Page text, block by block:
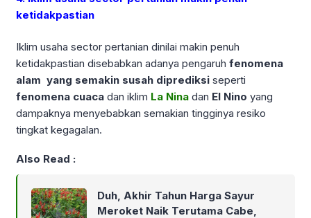
ketidakpastian
Iklim usaha sector pertanian dinilai makin penuh
ketidakpastian disebabkan adanya pengaruh fenomena
alam yang semakin susah diprediksi seperti
fenomena cuaca dan iklim La Nina dan El Nino yang
dampaknya menyebabkan semakian tingginya resiko
tingkat kegagalan.
Also Read :
Duh, Akhir Tahun Harga Sayur
Meroket Naik Terutama Cabe,